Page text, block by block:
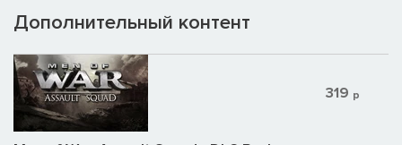
Дополнительный контент
319 р